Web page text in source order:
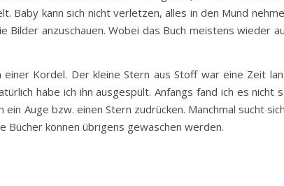
Baby kann sich nicht verletzen, alles in den Mund
Bilder anzuschauen. Wobei das Buch meistens wieder
Kordel. Der kleine Stern aus Stoff war eine Zeit
habe ich ihn ausgespült. Anfangs fand ich es nicht
Auge bzw. einen Stern zudrücken. Manchmal sucht
Bücher können übrigens gewaschen werden.